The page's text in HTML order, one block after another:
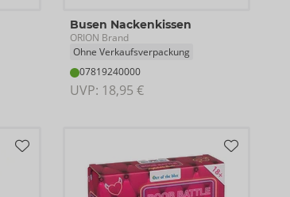
Busen Nackenkissen
ORION Brand
Ohne Verkaufsverpackung
07819240000
UVP: 18,95 €